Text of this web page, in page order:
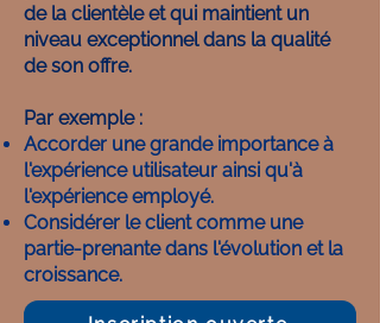
de la clientèle et qui maintient un
niveau exceptionnel dans la qualité
de son offre.
Par exemple :
Accorder une grande importance à
l'expérience utilisateur ainsi qu'à
l'expérience employé.
Considérer le client comme une
partie-prenante dans l'évolution et la
croissance.